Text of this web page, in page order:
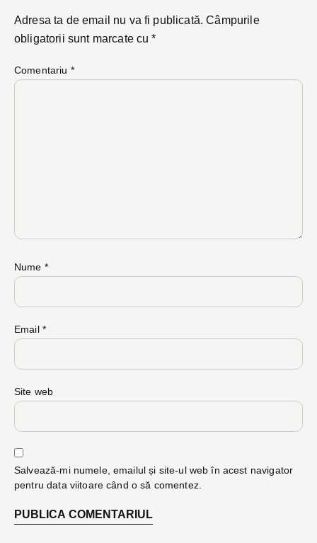
Adresa ta de email nu va fi publicată. Câmpurile
obligatorii sunt marcate cu*
Comentariu *
Nume *
Email *
Site web
Salvează-mi numele, emailul și site-ul web în acest navigator
pentru data viitoare când o să comentez.